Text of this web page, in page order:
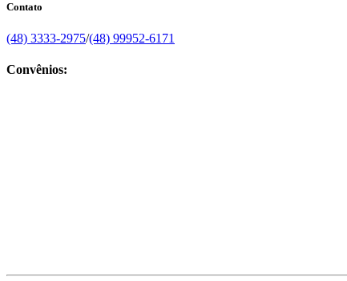
Contato
(48) 3333-2975/(48) 99952-6171
Convênios: